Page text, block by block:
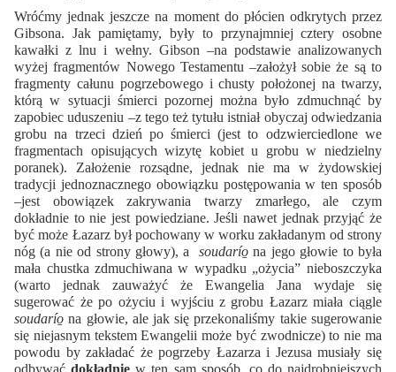
Wróćmy jednak jeszcze na moment do płócien odkrytych przez
Gibsona. Jak pamiętamy, były to przynajmniej cztery osobne
kawałki z lnu i wełny. Gibson –na podstawie analizowanych
wyżej fragmentów Nowego Testamentu –założył sobie że są to
fragmenty całunu pogrzebowego i chusty położonej na twarzy,
którą w sytuacji śmierci pozornej można było zdmuchnąć by
zapobiec uduszeniu –z tego też tytułu istniał obyczaj odwiedzania
grobu na trzeci dzień po śmierci (jest to odzwierciedlone we
fragmentach opisujących wizytę kobiet u grobu w niedzielny
poranek). Założenie rozsądne, jednak nie ma w żydowskiej
tradycji jednoznacznego obowiązku postępowania w ten sposób
–jest obowiązek zakrywania twarzy zmarłego, ale czym
dokładnie to nie jest powiedziane. Jeśli nawet jednak przyjąć że
być może Łazarz był pochowany w worku zakładanym od strony
nóg (a nie od strony głowy), asoudarío̱ na jego głowie to była
mała chustka zdmuchiwana w wypadku „ożycia” nieboszczyka
(warto jednak zauważyć że Ewangelia Jana wydaje się
sugerować że po ożyciu i wyjściu z grobu Łazarz miała ciągle
soudarío̱ na głowie, ale jak się przekonaliśmy takie sugerowanie
się niejasnym tekstem Ewangelii może być zwodnicze) to nie ma
powodu by zakładać że pogrzeby Łazarza i Jezusa musiały się
odbywaćdokładniew ten sam sposób, co do najdrobniejszych